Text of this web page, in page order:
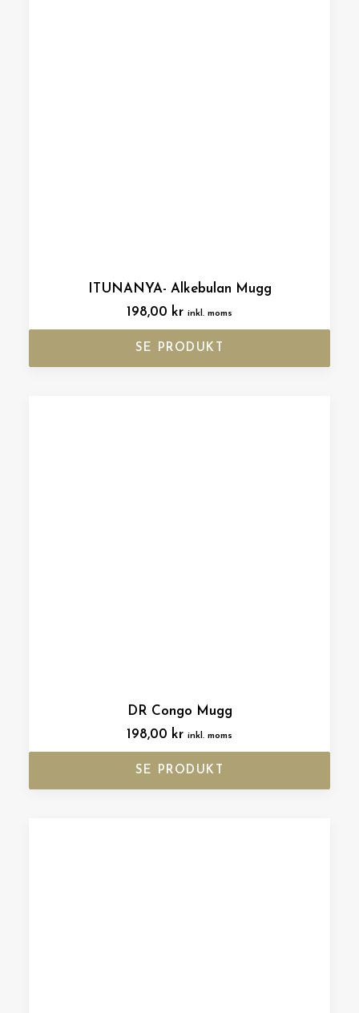
ITUNANYA- Alkebulan Mugg
198,00 kr inkl. moms
SE PRODUKT
DR Congo Mugg
198,00 kr inkl. moms
SE PRODUKT